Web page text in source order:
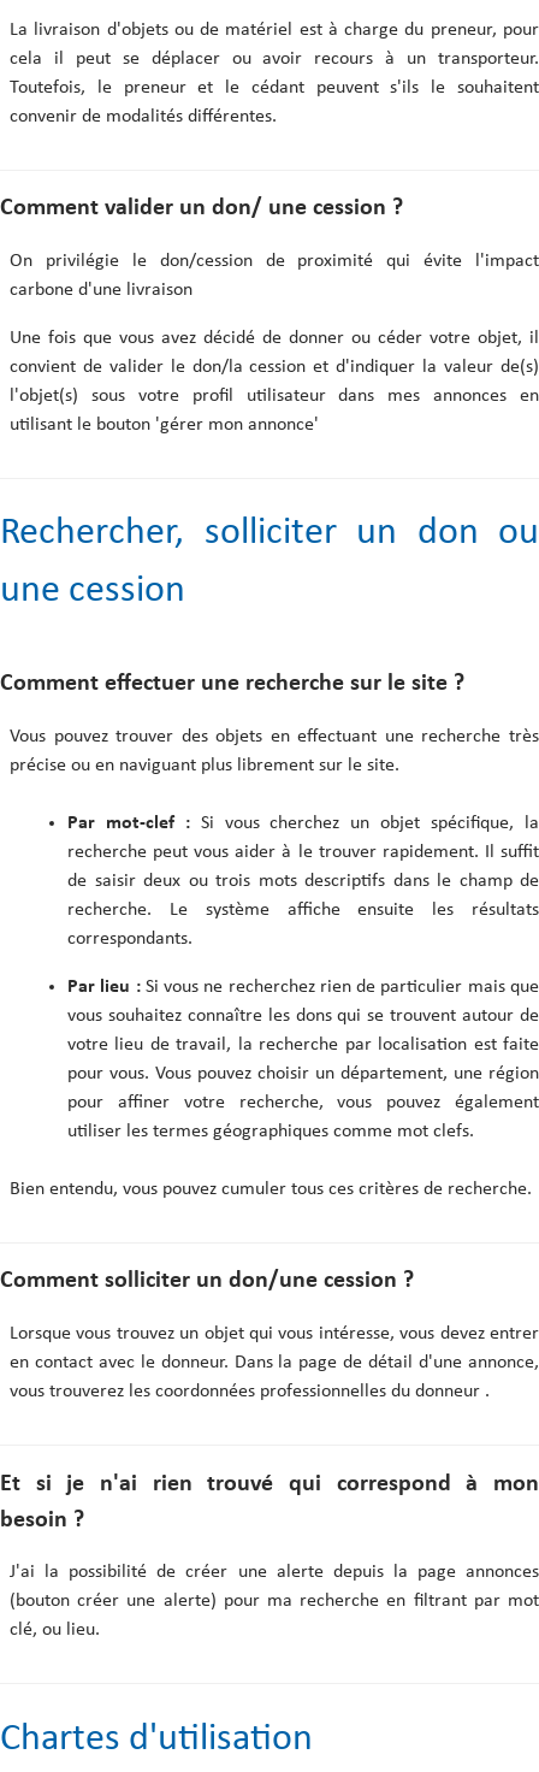
La livraison d'objets ou de matériel est à charge du preneur, pour
cela il peut se déplacer ou avoir recours à un transporteur.
Toutefois, le preneur et le cédant peuvent s'ils le souhaitent
convenir de modalités différentes.
Comment valider un don/ une cession ?
On privilégie le don/cession de proximité qui évite l'impact
carbone d'une livraison
Une fois que vous avez décidé de donner ou céder votre objet, il
convient de valider le don/la cession et d'indiquer la valeur de(s)
l'objet(s) sous votre profil utilisateur dans mes annonces en
utilisant le bouton 'gérer mon annonce'
Rechercher, solliciter un don ou
une cession
Comment effectuer une recherche sur le site ?
Vous pouvez trouver des objets en effectuant une recherche très
précise ou en naviguant plus librement sur le site.
Par mot-clef :Si vous cherchez un objet spécifique, la
recherche peut vous aider à le trouver rapidement. Il suffit
de saisir deux ou trois mots descriptifs dans le champ de
recherche. Le système affiche ensuite les résultats
correspondants.
Par lieu :Si vous ne recherchez rien de particulier mais que
vous souhaitez connaître les dons qui se trouvent autour de
votre lieu de travail, la recherche par localisation est faite
pour vous. Vous pouvez choisir un département, une région
pour affiner votre recherche, vous pouvez également
utiliser les termes géographiques comme mot clefs.
Bien entendu, vous pouvez cumuler tous ces critères de recherche.
Comment solliciter un don/une cession ?
Lorsque vous trouvez un objet qui vous intéresse, vous devez entrer
en contact avec le donneur. Dans la page de détail d'une annonce,
vous trouverez les coordonnées professionnelles du donneur .
Et si je n'ai rien trouvé qui correspond à mon
besoin ?
J'ai la possibilité de créer une alerte depuis la page annonces
(bouton créer une alerte) pour ma recherche en filtrant par mot
clé, ou lieu.
Chartes d'utilisation